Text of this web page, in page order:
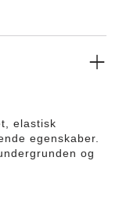
elastisk
egenskaber.
og